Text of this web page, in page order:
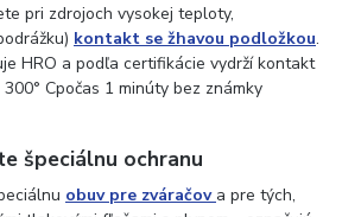
pri zdrojoch vysokej teploty,
kontakt se žhavou podložkou.
HRO a podľa certifikácie vydrží kontakt
Cpočas 1 minúty bez známky
špeciálnu ochranu
obuv pre zváračov a pre tých,